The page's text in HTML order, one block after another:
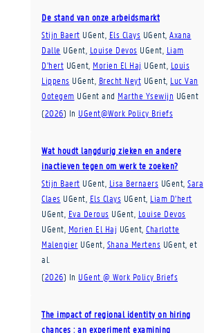
De stand van onze arbeidsmarkt
Stijn Baert UGent Els Clays UGent Axana
Dalle UGent Louise Devos UGent Liam
D’hert UGent Morien El Haj UGent Louis
Lippens UGent Brecht Neyt UGent Luc Van
Ootegem UGent and Marthe Ysewijn UGent
(2026) In UGent@Work Policy Briefs
Wat houdt langdurig zieken en andere
inactieven tegen om werk te zoeken?
Stijn Baert UGent Lisa Bernaers UGent Sara
Claes UGent Els Clays UGent Liam D’hert
UGent Eva Derous UGent Louise Devos
UGent Morien El Haj UGent Charlotte
Malengier UGent Shana Mertens UGent , et
al.
(2026) In UGent @ Work Policy Briefs
The impact of regional identity on hiring
chances : an experiment examining